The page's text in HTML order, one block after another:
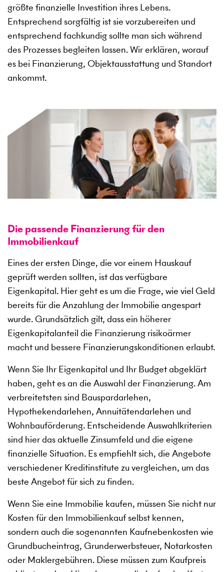
größte finanzielle Investition ihres Lebens.
Entsprechend sorgfältig ist sie vorzubereiten und
entsprechend fachkundig sollte man sich während
des Prozesses begleiten lassen. Wir erklären, worauf
es bei Finanzierung, Objektausstattung und Standort
ankommt.
Die passende Finanzierung für den
Immobilienkauf
Eines der ersten Dinge, die vor einem Hauskauf
geprüft werden sollten, ist das verfügbare
Eigenkapital. Hier geht es um die Frage, wie viel Geld
bereits für die Anzahlung der Immobilie angespart
wurde. Grundsätzlich gilt, dass ein höherer
Eigenkapitalanteil die Finanzierung risikoärmer
macht und bessere Finanzierungskonditionen erlaubt.
Wenn Sie Ihr Eigenkapital und Ihr Budget abgeklärt
haben, geht es an die Auswahl der Finanzierung. Am
verbreitetsten sind Bauspardarlehen,
Hypothekendarlehen, Annuitätendarlehen und
Wohnbauförderung. Entscheidende Auswahlkriterien
sind hier das aktuelle Zinsumfeld und die eigene
finanzielle Situation. Es empfiehlt sich, die Angebote
verschiedener Kreditinstitute zu vergleichen, um das
beste Angebot für sich zu finden.
Wenn Sie eine Immobilie kaufen, müssen Sie nicht nur
Kosten für den Immobilienkauf selbst kennen,
sondern auch die sogenannten Kaufnebenkosten wie
Grundbucheintrag, Grunderwerbsteuer, Notarkosten
oder Maklergebühren. Diese müssen zum Kaufpreis